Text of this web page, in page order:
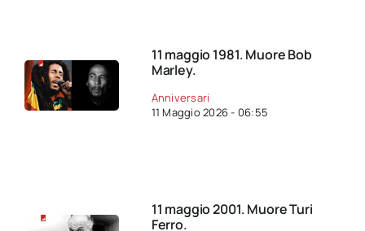
11 maggio 1981. Muore Bob
Marley.
Anniversari
11 Maggio 2026 - 06:55
11 maggio 2001. Muore Turi
Ferro.